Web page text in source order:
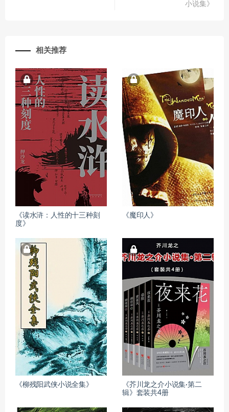
小说集》
相关推荐
《读水浒：人性的十三种刻
度》
《魔印人》
《柳残阳武侠小说全集》
《芥川龙之介小说集·第二
辑》套装共4册